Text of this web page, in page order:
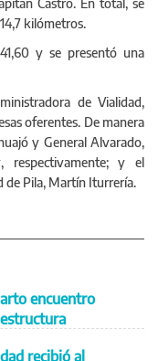
Castro. En total, se
kilómetros.
y se presentó una
de Vialidad,
oferentes. De manera
y General Alvarado,
respectivamente; y el
de Pila, Martín Iturrería.
encuentro
recibió al